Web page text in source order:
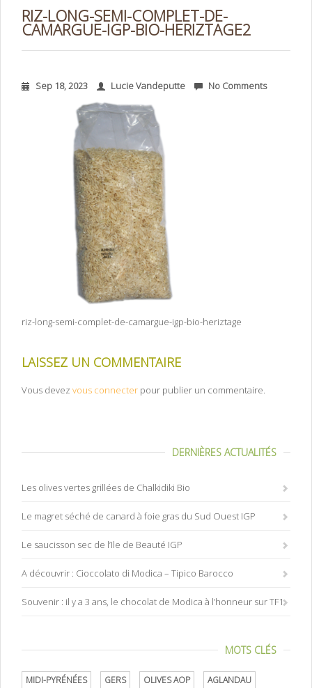
RIZ-LONG-SEMI-COMPLET-DE-
CAMARGUE-IGP-BIO-HERIZTAGE2
Sep 18, 2023 Lucie Vandeputte No Comments
riz-long-semi-complet-de-camargue-igp-bio-heriztage
LAISSEZ UN COMMENTAIRE
Vous devez vous connecter pour publier un commentaire.
DERNIÈRES ACTUALITÉS
Les olives vertes grillées de Chalkidiki Bio
Le magret séché de canard à foie gras du Sud Ouest IGP
Le saucisson sec de l’Ile de Beauté IGP
A découvrir : Cioccolato di Modica – Tipico Barocco
Souvenir : il y a 3 ans, le chocolat de Modica à l’honneur sur TF1
MOTS CLÉS
MIDI-PYRÉNÉES GERS OLIVES AOP AGLANDAU